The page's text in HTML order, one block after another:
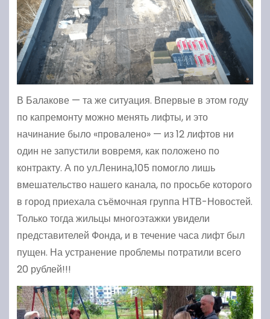
В Балакове — та же ситуация. Впервые в этом году
по капремонту можно менять лифты, и это
начинание было «провалено» — из 12 лифтов ни
один не запустили вовремя, как положено по
контракту. А по ул.Ленина,105 помогло лишь
вмешательство нашего канала, по просьбе которого
в город приехала съёмочная группа НТВ-Новостей.
Только тогда жильцы многоэтажки увидели
представителей Фонда, и в течение часа лифт был
пущен. На устранение проблемы потратили всего
20 рублей!!!